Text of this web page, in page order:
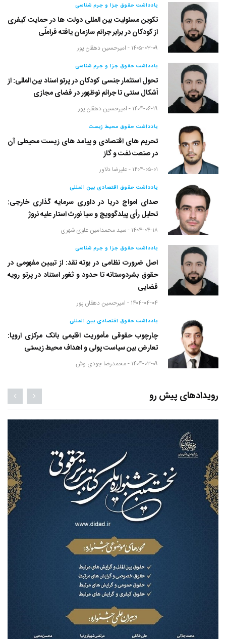
یادداشت حقوق جزا و جرم شناسی
تکوین مسئولیت بین المللی دولت ها در حمایت کیفری
از کودکان در برابر جرائم سازمان یافته فراملّی
۱۴۰۵-۰۳-۰۹ - امیرحسین دهقان پور
یادداشت حقوق جزا و جرم شناسی
تحول استثمار جنسی کودکان در پرتو اسناد بین المللی: از
اَشکال سنتی تا جرائم نوظهور در فضای مجازی
۱۴۰۴-۰۶-۱۹ - امیرحسین دهقان پور
یادداشت حقوق محیط زیست
تحریم های اقتصادی و پیامد های زیست محیطی آن
در صنعت نفت و گاز
۱۴۰۴-۰۵-۰۱ - علیرضا دلاور
یادداشت حقوق اقتصادی بین المللی
صدای امواج دریا در داوری سرمایه گذاری خارجی:
تحلیل رأی پیلدگوویچ و سیا نورث استار علیه نروژ
۱۴۰۴-۰۴-۱۸ - سید محمدامین علوی شهری
یادداشت حقوق جزا و جرم شناسی
اصل ضرورت نظامی در بوته نقد: از تبیین مفهومی در
حقوق بشردوستانه تا حدود و ثغور استناد در پرتو رویه
قضایی
۱۴۰۴-۰۴-۰۴ - امیرحسین دهقان پور
یادداشت حقوق اقتصادی بین المللی
چارچوب حقوقی مأموریت اقلیمی بانک مرکزی اروپا:
تعارض بین سیاست پولی و اهداف محیط زیستی
۱۴۰۴-۰۳-۰۹ - محمدرضا جودی وش
رویدادهای پیش رو